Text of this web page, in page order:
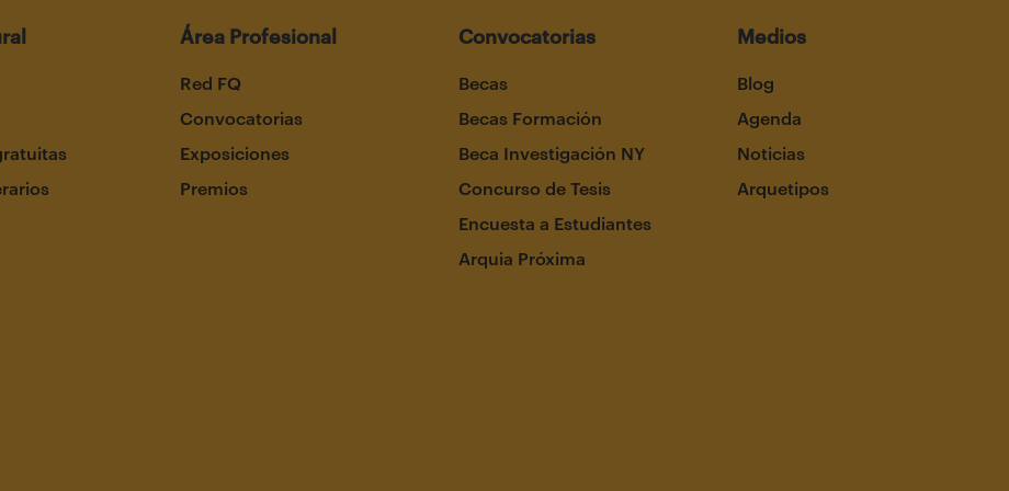
Área Profesional
Red FQ
Convocatorias
Exposiciones
Premios
Convocatorias
Becas
Becas Formación
Beca Investigación NY
Concurso de Tesis
Encuesta a Estudiantes
Arquia Próxima
Medios
Blog
Agenda
Noticias
Arquetipos